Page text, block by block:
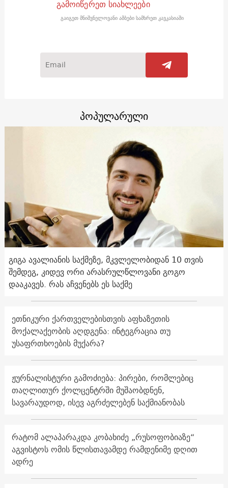
გამოიწერეთ სიახლეები
გაიგეთ მნიშვნელოვანი ამბები სამხრეთ კავკასიაში
პოპულარული
გიგა ავალიანის საქმეზე, მკვლელობიდან 10 თვის
შემდეგ, კიდევ ორი არასრულწლოვანი გოგო
დააკავეს. რას აჩვენებს ეს საქმე
ეთნიკური ქართველებისთვის აფხაზეთის
მოქალაქეობის აღდგენა: ინტეგრაცია თუ
უსაფრთხოების მუქარა?
ჟურნალისტური გამოძიება: პირები, რომლებიც
თაღლითურ ქოლცენტრში მუშაობდნენ,
სავარაუდოდ, ისევ აგრძელებენ საქმიანობას
რატომ ალაპარაკდა კობახიძე „რუსოფობიაზე“
აგვისტოს ომის წლისთავამდე რამდენიმე დღით
ადრე